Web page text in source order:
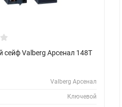
Valberg Арсенал 148Т
Valberg Арсенал
Ключевой